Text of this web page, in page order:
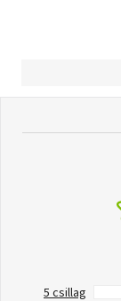
5 csillag